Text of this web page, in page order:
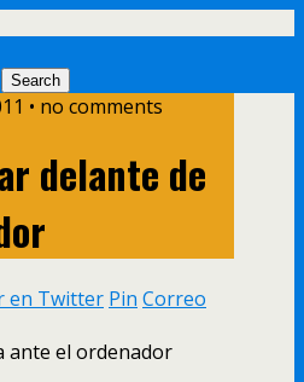
• no comments
delante de
en Twitter Pin Correo